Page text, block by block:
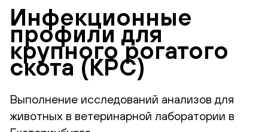
Инфекционные
профили для
крупного рогатого
скота (КРС)
Выполнение исследований анализов для
животных в ветеринарной лаборатории в